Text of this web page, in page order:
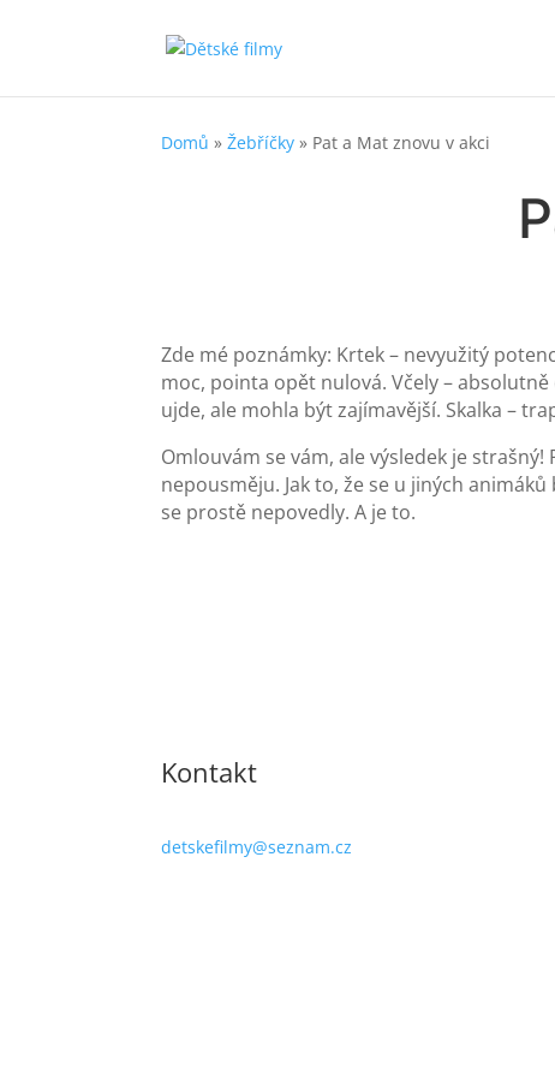
Domů »Žebříčky » Pat a Mat znovu v akci
Zde mé poznámky: Krtek – nevyužitý
moc, pointa opět nulová. Včely –
ujde, ale mohla být zajímavější. Skalka –
Omlouvám se vám, ale výsledek je
nepousměju. Jak to, že se u jiných
se prostě nepovedly. A je to.
Kontakt
detskefilmy@seznam.cz